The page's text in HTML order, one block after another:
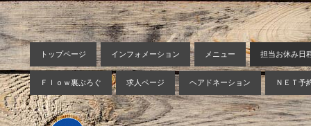
トップページ インフォメーション メニュー 担当お休み日
Ｆｌｏｗ裏ぶろぐ 求人ページ ヘアドネーション ＮＥＴ予